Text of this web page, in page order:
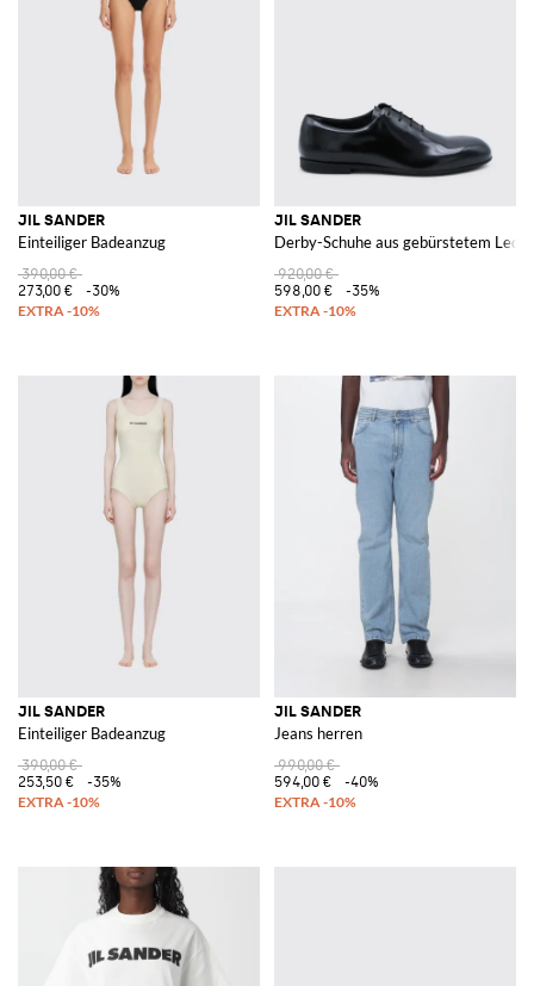
JIL SANDER
Einteiliger Badeanzug
390,00 €
273,00 €
-30%
JIL SANDER
Derby-Schuhe aus gebürstetem Leder
920,00 €
598,00 €
-35%
JIL SANDER
Einteiliger Badeanzug
390,00 €
253,50 €
-35%
JIL SANDER
Jeans herren
990,00 €
594,00 €
-40%